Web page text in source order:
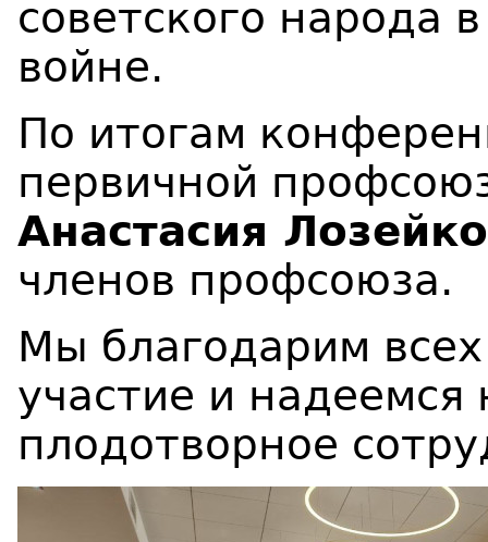
советского народа
войне.
По итогам
первичной
Анастасия Лозейко
членов профсоюза.
Мы благодарим
участие и
плодотворное